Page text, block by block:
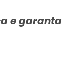
e garanta